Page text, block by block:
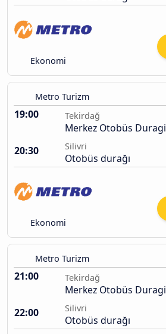
Ekonomi
Metro Turizm
19:00 Tekirdağ
Merkez Otobüs Duragi
20:30
Silivri
Otobüs durağı
Ekonomi
Metro Turizm
21:00 Tekirdağ
Merkez Otobüs Duragi
22:00
Silivri
Otobüs durağı